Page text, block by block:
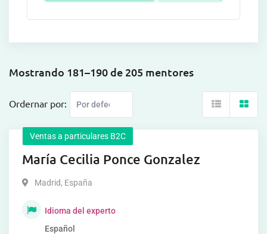
Mostrando 181–190 de 205 mentores
Ordernar por:
Ventas a particulares B2C
María Cecilia Ponce Gonzalez
Madrid, España
Idioma del experto
Español